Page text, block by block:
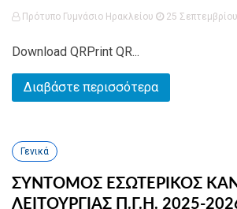
Πρότυπο Γυμνάσιο Ηρακλείου 25
Download QRPrint QR...
Διαβάστε περισσότερα
Γενικά
ΣΥΝΤΟΜΟΣ ΕΣΩΤΕΡΙΚΟΣ
ΛΕΙΤΟΥΡΓΙΑΣ Π.Γ.Η. 2025-